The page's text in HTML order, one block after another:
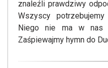
znaleźli prawdziwy
Wszyscy
Niego nie ma w nas
Zaśpiewajmy hymn do